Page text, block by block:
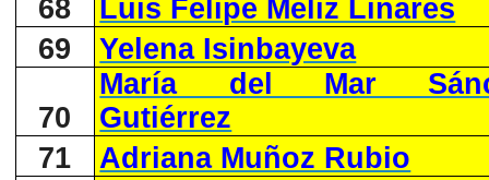
68
Luis Felipe Méliz Linares
69
Yelena Isinbayeva
70
María del Mar
Gutiérrez
71
Adriana Muñoz Rubio